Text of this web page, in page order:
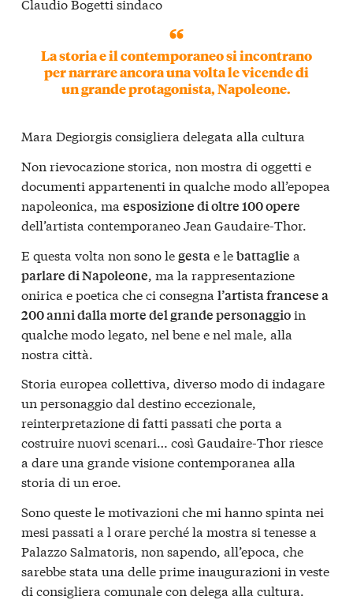
La storia e il contemporaneo si incontrano
per narrare ancora una volta le vicende di
un grande protagonista, Napoleone.
Mara Degiorgis consigliera delegata alla cultura
Non rievocazione storica, non mostra di oggetti e
documenti appartenenti in qualche modo all’epopea
napoleonica, ma esposizione di oltre 100 opere
dell’artista contemporaneo Jean Gaudaire-Thor.
E questa volta non sono legesta e lebattaglie a
parlare di Napoleone , ma la rappresentazione
onirica e poetica che ci consegna l’artista francese a
200 anni dalla morte del grande personaggioin
qualche modo legato, nel bene e nel male, alla
nostra città.
Storia europea collettiva, diverso modo di indagare
un personaggio dal destino eccezionale,
reinterpretazione di fatti passati che porta a
costruire nuovi scenari… così Gaudaire-Thor riesce
a dare una grande visione contemporanea alla
storia di un eroe.
Sono queste le motivazioni che mi hanno spinta nei
mesi passati a l orare perché la mostra si tenesse a
Palazzo Salmatoris, non sapendo, all’epoca, che
sarebbe stata una delle prime inaugurazioni in veste
di consigliera comunale con delega alla cultura.